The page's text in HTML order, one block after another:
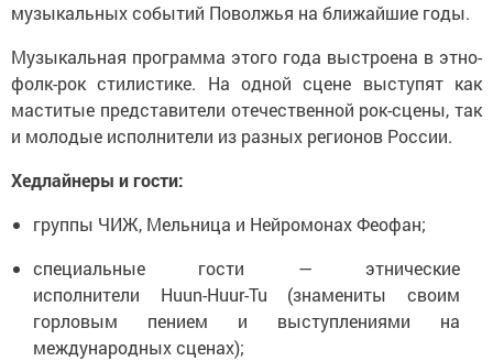
музыкальных событий Поволжья на ближайшие годы.
Музыкальная программа этого года выстроена в этно-
фолк-рок стилистике. На одной сцене выступят как
маститые представители отечественной рок-сцены, так
и молодые исполнители из разных регионов России.
Хедлайнеры и гости:
группы ЧИЖ, Мельница и Нейромонах Феофан;
специальные гости — этнические
исполнители Huun-Huur-Tu (знамениты своим
горловым пением и выступлениями на
международных сценах);